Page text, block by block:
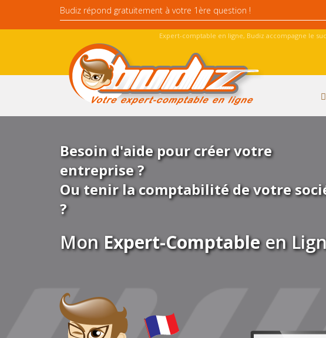
Expert-comptable en ligne, Budiz accompagne le
Besoin d'aide pour créer votre
entreprise ?
Ou tenir la comptabilité de votre
?
Mon Expert-Comptableen